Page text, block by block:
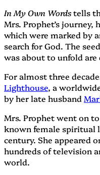
In My Own Wordstells
Mrs. Prophet’s
which were marked by
search for God. The
was about to unfold are
For almost three
Lighthouse, a
by her late husband
Mrs. Prophet went on
known female spiritual
century. She appeared
hundreds of television
world.